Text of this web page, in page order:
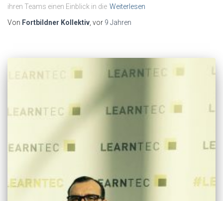
ihren Teams einen Einblick in die Weiterlesen
Von Fortbildner Kollektiv , vor 9 Jahren